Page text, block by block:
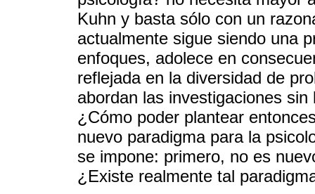
Kuhn y basta sólo con un
actualmente sigue siendo una
enfoques, adolece en
reflejada en la diversidad de
abordan las investigaciones
¿Cómo poder plantear
nuevo paradigma para la
se impone: primero, no es
¿Existe realmente tal